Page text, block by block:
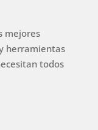
mejores
herramientas
todos